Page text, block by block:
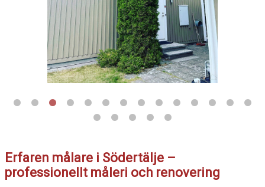
Erfaren målare i Södertälje –
professionellt måleri och renovering